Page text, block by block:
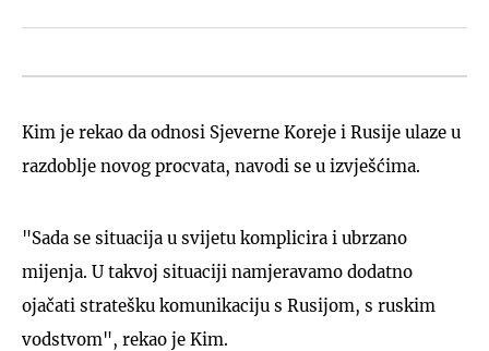
Kim je rekao da odnosi Sjeverne Koreje i Rusije ulaze u
razdoblje novog procvata, navodi se u izvješćima.
"Sada se situacija u svijetu komplicira i ubrzano
mijenja. U takvoj situaciji namjeravamo dodatno
ojačati stratešku komunikaciju s Rusijom, s ruskim
vodstvom", rekao je Kim.